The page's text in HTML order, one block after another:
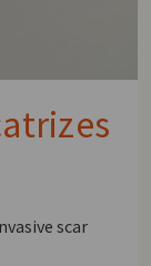
scar